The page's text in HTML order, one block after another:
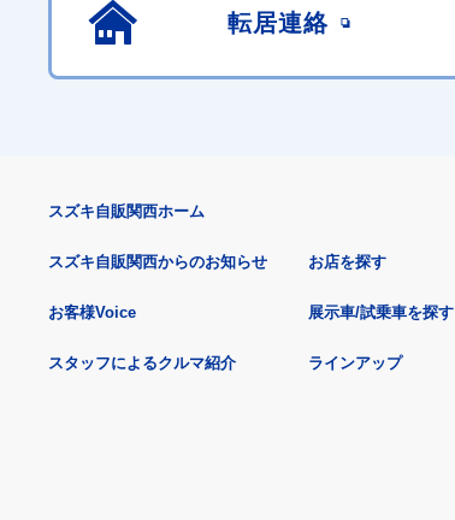
転居連絡
スズキ自販関西ホーム
スズキ自販関西からのお知らせ
お客様Voice
スタッフによるクルマ紹介
お店を探す
展示車/試乗車を探す
ラインアップ